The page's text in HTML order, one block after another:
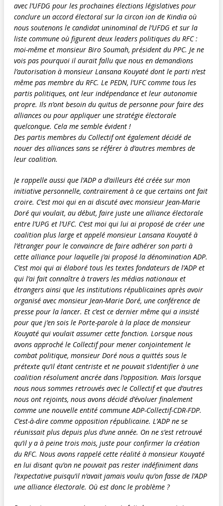
avec l’UFDG pour les prochaines élections législatives pour
conclure un accord électoral sur la circon ion de Kindia où
nous soutenons le candidat uninominal de l’UFDG et sur la
liste commune où figurent deux leaders politiques du RFC :
moi-même et monsieur Biro Soumah, président du PPC. Je ne
vois pas pourquoi il aurait fallu que nous en demandions
l’autorisation à monsieur Lansana Kouyaté dont le parti n’est
même pas membre du RFC. Le PEDN, l’UFC comme tous les
partis politiques, ont leur indépendance et leur autonomie
propre. Ils n’ont besoin du quitus de personne pour faire des
alliances ou pour appliquer une stratégie électorale
quelconque. Cela me semble évident !
Des partis membres du Collectif ont également décidé de
nouer des alliances sans se référer à d’autres membres de
leur coalition.
Je rappelle aussi que l’ADP a d’ailleurs été créée sur mon
initiative personnelle, contrairement à ce que certains ont fait
croire. C’est moi qui en ai discuté avec monsieur Jean-Marie
Doré qui voulait, au début, faire juste une alliance électorale
entre l’UPG et l’UFC. C’est moi qui lui ai proposé de créer une
coalition plus large et appelé monsieur Lansana Kouyaté à
l’étranger pour le convaincre de faire adhérer son parti à
cette alliance pour laquelle j’ai proposé la dénomination ADP.
C’est moi qui ai élaboré tous les textes fondateurs de l’ADP et
qui l’ai fait connaître à travers les médias nationaux et
étrangers ainsi que les institutions républicaines après avoir
organisé avec monsieur Jean-Marie Doré, une conférence de
presse pour la lancer. Et c’est ce dernier même qui a insisté
pour que j’en sois le Porte-parole à la place de monsieur
Kouyaté qui voulait assumer cette fonction. Lorsque nous
avons approché le Collectif pour mener conjointement le
combat politique, monsieur Doré nous a quittés sous le
prétexte qu’il étant centriste et ne pouvait s’identifier à une
coalition résolument ancrée dans l’opposition. Mais lorsque
nous nous sommes retrouvés avec le Collectif et que d’autres
nous ont rejoints, nous avons décidé d’évoluer finalement
comme une nouvelle entité commune ADP-Collectif-CDR-FDP.
C’est-à-dire comme opposition républicaine. L’ADP ne se
réunissait plus depuis plus d’une année. On ne s’est retrouvé
qu’il y a à peine trois mois, juste pour confirmer la création
du RFC. Nous avons rappelé cette réalité à monsieur Kouyaté
en lui disant qu’on ne pouvait pas rester indéfiniment dans
l’expectative puisqu’il n’avait jamais voulu qu’on fasse de l’ADP
une alliance électorale. Où est donc le problème ?